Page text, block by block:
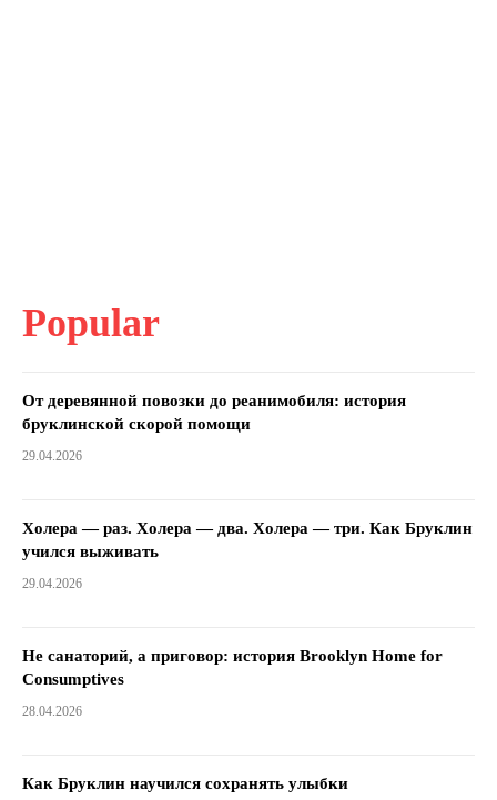
Popular
От деревянной повозки до реанимобиля: история
бруклинской скорой помощи
29.04.2026
Холера — раз. Холера — два. Холера — три. Как Бруклин
учился выживать
29.04.2026
Не санаторий, а приговор: история Brooklyn Home for
Consumptives
28.04.2026
Как Бруклин научился сохранять улыбки